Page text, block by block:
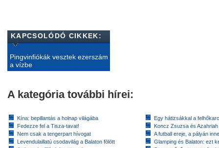
KAPCSOLÓDÓ CIKKEK:
Pingvinfiókák vesztek ezerszám
a vízbe
A kategória további hírei:
Kína: bepillantás a holnap világába
Fedezze fel a Tisza-tavat!
Nem csak a tengerpart hívogat
Levendulaillatú csodavilág a Balaton fölött
Egy hátizsákkal a
Koncz Zsuzsa és
A futball ereje, a pályán
Glamping és Balaton: ezt